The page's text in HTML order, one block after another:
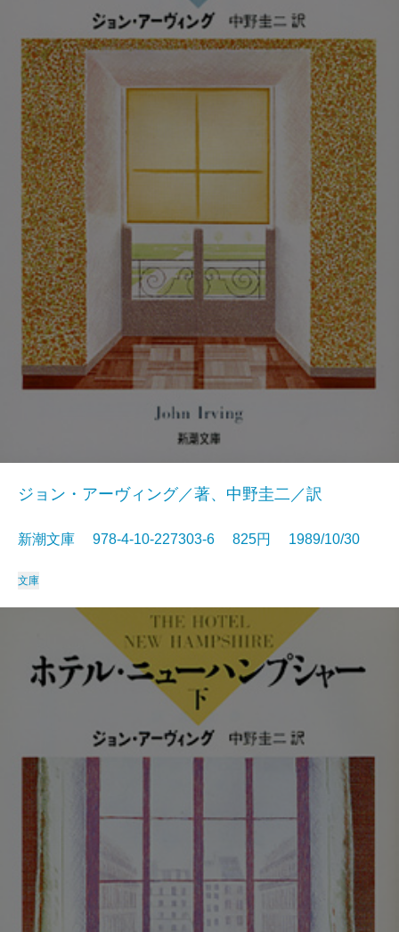
ジョン・アーヴィング／著、中野圭二／訳
新潮文庫 978-4-10-227303-6 825円 1989/10/30
文庫